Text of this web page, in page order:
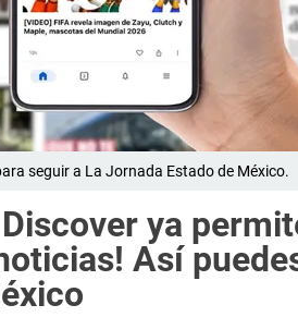
seguir a La Jornada Estado de México.
Discover ya
Así